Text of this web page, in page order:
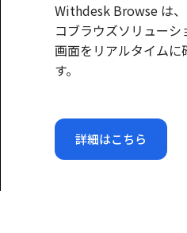
Withdesk Browse は、
コブラウズソリュー
画面をリアルタイム
す。
詳細はこちら